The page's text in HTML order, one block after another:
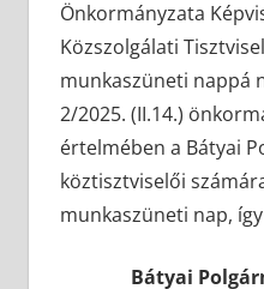
Önkormányzata
Közszolgálati
munkaszüneti nappá
2/2025. (II.14.)
értelmében a Bátyai
köztisztviselői
munkaszüneti nap,
Bátyai